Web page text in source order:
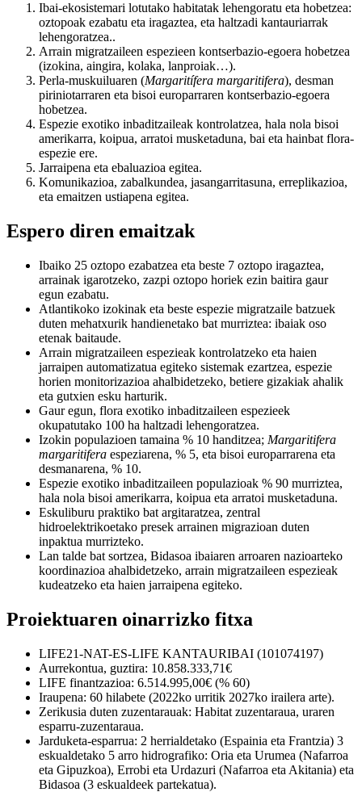
Ibai-ekosistemari lotutako habitatak lehengoratu eta hobetzea:
oztopoak ezabatu eta iragaztea, eta haltzadi kantauriarrak
lehengoratzea..
Arrain migratzaileen espezieen kontserbazio-egoera hobetzea
(izokina, aingira, kolaka, lanproiak…).
Perla-muskuiluaren (Margaritífera margaritifera), desman
piriniotarraren eta bisoi europarraren kontserbazio-egoera
hobetzea.
Espezie exotiko inbaditzaileak kontrolatzea, hala nola bisoi
amerikarra, koipua, arratoi musketaduna, bai eta hainbat flora-
espezie ere.
Jarraipena eta ebaluazioa egitea.
Komunikazioa, zabalkundea, jasangarritasuna, erreplikazioa,
eta emaitzen ustiapena egitea.
Espero diren emaitzak
Ibaiko 25 oztopo ezabatzea eta beste 7 oztopo iragaztea,
arrainak igarotzeko, zazpi oztopo horiek ezin baitira gaur
egun ezabatu.
Atlantikoko izokinak eta beste espezie migratzaile batzuek
duten mehatxurik handienetako bat murriztea: ibaiak oso
etenak baitaude.
Arrain migratzaileen espezieak kontrolatzeko eta haien
jarraipen automatizatua egiteko sistemak ezartzea, espezie
horien monitorizazioa ahalbidetzeko, betiere gizakiak ahalik
eta gutxien esku harturik.
Gaur egun, flora exotiko inbaditzaileen espezieek
okupatutako 100 ha haltzadi lehengoratzea.
Izokin populazioen tamaina % 10 handitzea; Margaritifera
margaritifera espeziarena, % 5, eta bisoi europarrarena eta
desmanarena, % 10.
Espezie exotiko inbaditzaileen populazioak % 90 murriztea,
hala nola bisoi amerikarra, koipua eta arratoi musketaduna.
Eskuliburu praktiko bat argitaratzea, zentral
hidroelektrikoetako presek arrainen migrazioan duten
inpaktua murrizteko.
Lan talde bat sortzea, Bidasoa ibaiaren arroaren nazioarteko
koordinazioa ahalbidetzeko, arrain migratzaileen espezieak
kudeatzeko eta haien jarraipena egiteko.
Proiektuaren oinarrizko fitxa
LIFE21-NAT-ES-LIFE KANTAURIBAI (101074197)
Aurrekontua, guztira: 10.858.333,71€
LIFE finantzazioa: 6.514.995,00€ (% 60)
Iraupena: 60 hilabete (2022ko urritik 2027ko irailera arte).
Zerikusia duten zuzentarauak: Habitat zuzentaraua, uraren
esparru-zuzentaraua.
Jarduketa-esparrua: 2 herrialdetako (Espainia eta Frantzia) 3
eskualdetako 5 arro hidrografiko: Oria eta Urumea (Nafarroa
eta Gipuzkoa), Errobi eta Urdazuri (Nafarroa eta Akitania) eta
Bidasoa (3 eskualdeek partekatua).